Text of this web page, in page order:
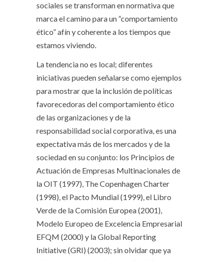
sociales se transforman en normativa que
marca el camino para un “comportamiento
ético” afín y coherente a los tiempos que
estamos viviendo.
La tendencia no es local; diferentes
iniciativas pueden señalarse como ejemplos
para mostrar que la inclusión de políticas
favorecedoras del comportamiento ético
de las organizaciones y de la
responsabilidad social corporativa, es una
expectativa más de los mercados y de la
sociedad en su conjunto: los Principios de
Actuación de Empresas Multinacionales de
la OIT (1997), The Copenhagen Charter
(1998), el Pacto Mundial (1999), el Libro
Verde de la Comisión Europea (2001),
Modelo Europeo de Excelencia Empresarial
EFQM (2000) y la Global Reporting
Initiative (GRI) (2003); sin olvidar que ya